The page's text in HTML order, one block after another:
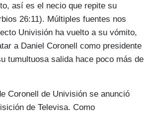
así es el necio que repite su
26:11). Múltiples fuentes nos
Univisión ha vuelto a su vómito,
a Daniel Coronell como presidente
tumultuosa salida hace poco más de
Coronell de Univisión se anunció
de Televisa. Como